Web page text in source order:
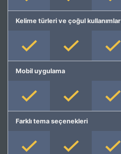
Kelime türleri ve çoğul kullanımlar
Mobil uygulama
Farklı tema seçenekleri